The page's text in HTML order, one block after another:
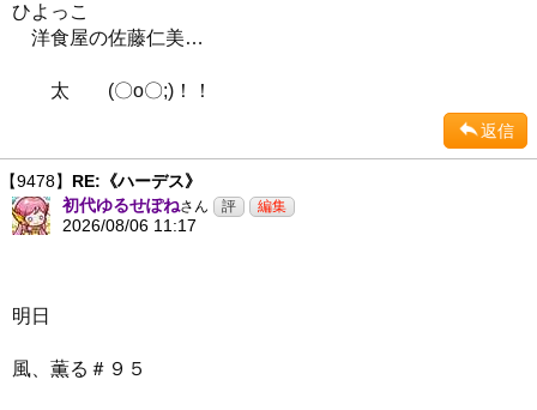
ひよっこ
洋食屋の佐藤仁美…
太 (〇o〇;)！！
返信
【9478】 RE:《ハーデス》
初代ゆるせぽねさん
2026/08/06 11:17
明日
風、薫る＃９５